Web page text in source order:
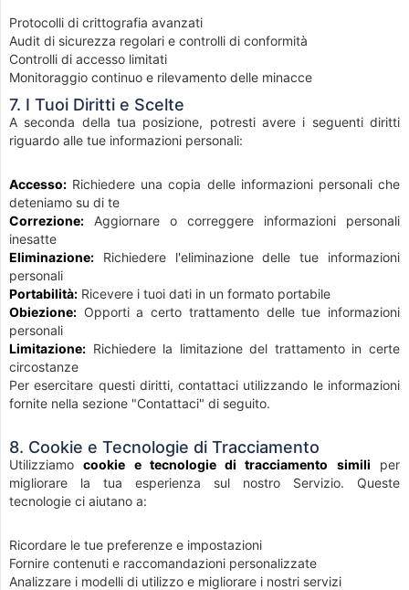
Protocolli di crittografia avanzati
Audit di sicurezza regolari e controlli di conformità
Controlli di accesso limitati
Monitoraggio continuo e rilevamento delle minacce
7. I Tuoi Diritti e Scelte
A seconda della tua posizione, potresti avere i seguenti diritti
riguardo alle tue informazioni personali:
Accesso: Richiedere una copia delle informazioni personali che
deteniamo su di te
Correzione: Aggiornare o correggere informazioni personali
inesatte
Eliminazione: Richiedere l'eliminazione delle tue informazioni
personali
Portabilità: Ricevere i tuoi dati in un formato portabile
Obiezione: Opporti a certo trattamento delle tue informazioni
personali
Limitazione: Richiedere la limitazione del trattamento in certe
circostanze
Per esercitare questi diritti, contattaci utilizzando le informazioni
fornite nella sezione "Contattaci" di seguito.
8. Cookie e Tecnologie di Tracciamento
Utilizziamocookie e tecnologie di tracciamento simili per
migliorare la tua esperienza sul nostro Servizio. Queste
tecnologie ci aiutano a:
Ricordare le tue preferenze e impostazioni
Fornire contenuti e raccomandazioni personalizzate
Analizzare i modelli di utilizzo e migliorare i nostri servizi